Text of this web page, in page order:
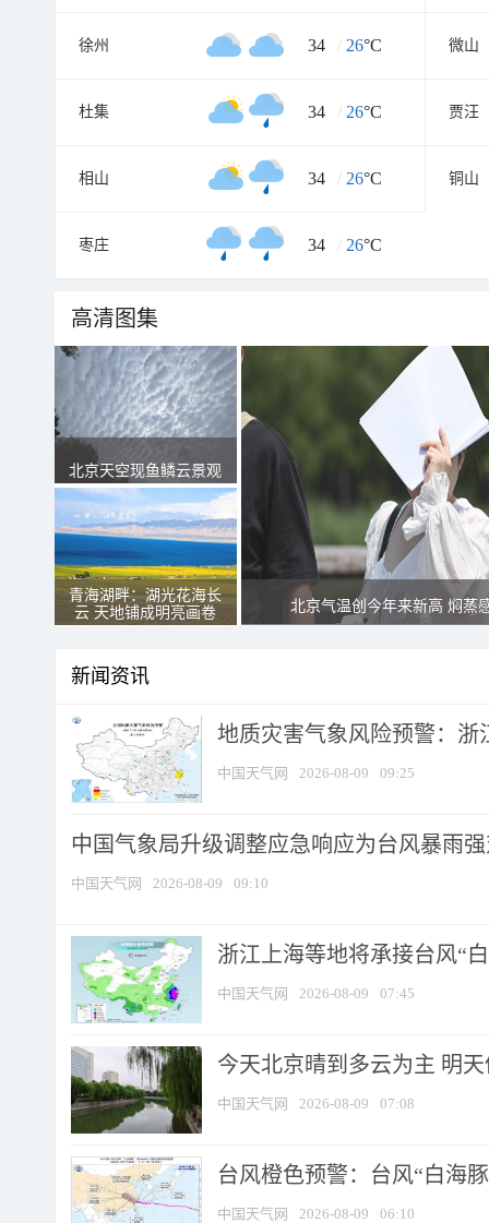
徐州 34 / 26°C 微山
杜集 34 / 26°C 贾汪
相山 34 / 26°C 铜山
枣庄 34 / 26°C
高清图集
北京天空现鱼鳞云景观
青海湖畔：湖光花海长
云 天地铺成明亮画卷
北京气温创今年来新高 焖蒸
新闻资讯
地质灾害气象风险预警：浙
中国天气网 2026-08-09 09:25
中国气象局升级调整应急响应为台风暴雨
中国天气网 2026-08-09 09:10
浙江上海等地将承接台风“
中国天气网 2026-08-09 07:45
今天北京晴到多云为主 明
中国天气网 2026-08-09 07:08
台风橙色预警：台风“白海
中国天气网 2026-08-09 06:10